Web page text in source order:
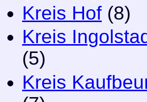
Kreis Hof (8)
Kreis
(5)
Kreis